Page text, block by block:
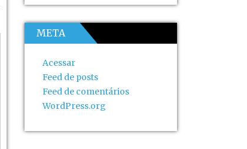
META
Acessar
Feed de posts
Feed de comentários
WordPress.org